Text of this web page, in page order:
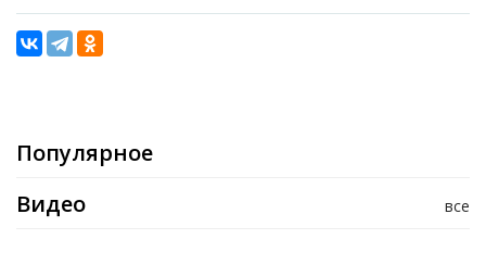
Популярное
все
Видео